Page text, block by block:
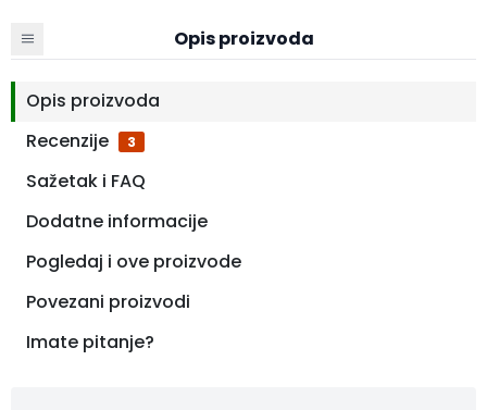
Opis proizvoda
Opis proizvoda
Recenzije
3
Sažetak i FAQ
Dodatne informacije
Pogledaj i ove proizvode
Povezani proizvodi
Imate pitanje?